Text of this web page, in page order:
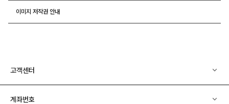
이미지 저작권 안내
고객센터
계좌번호